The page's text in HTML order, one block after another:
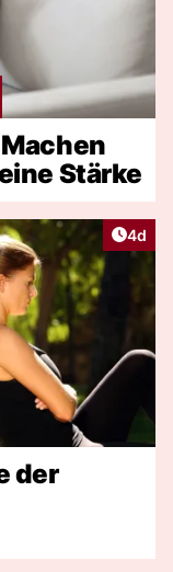
Stärke
4d
der